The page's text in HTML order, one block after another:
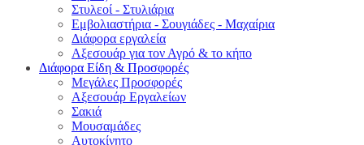
Στυλεοί - Στυλιάρια
Εμβολιαστήρια - Σουγιάδες - Μαχαίρια
Διάφορα εργαλεία
Αξεσουάρ για τον Αγρό & το κήπο
Διάφορα Είδη & Προσφορές
Μεγάλες Προσφορές
Αξεσουάρ Εργαλείων
Σακιά
Μουσαμάδες
Αυτοκίνητο